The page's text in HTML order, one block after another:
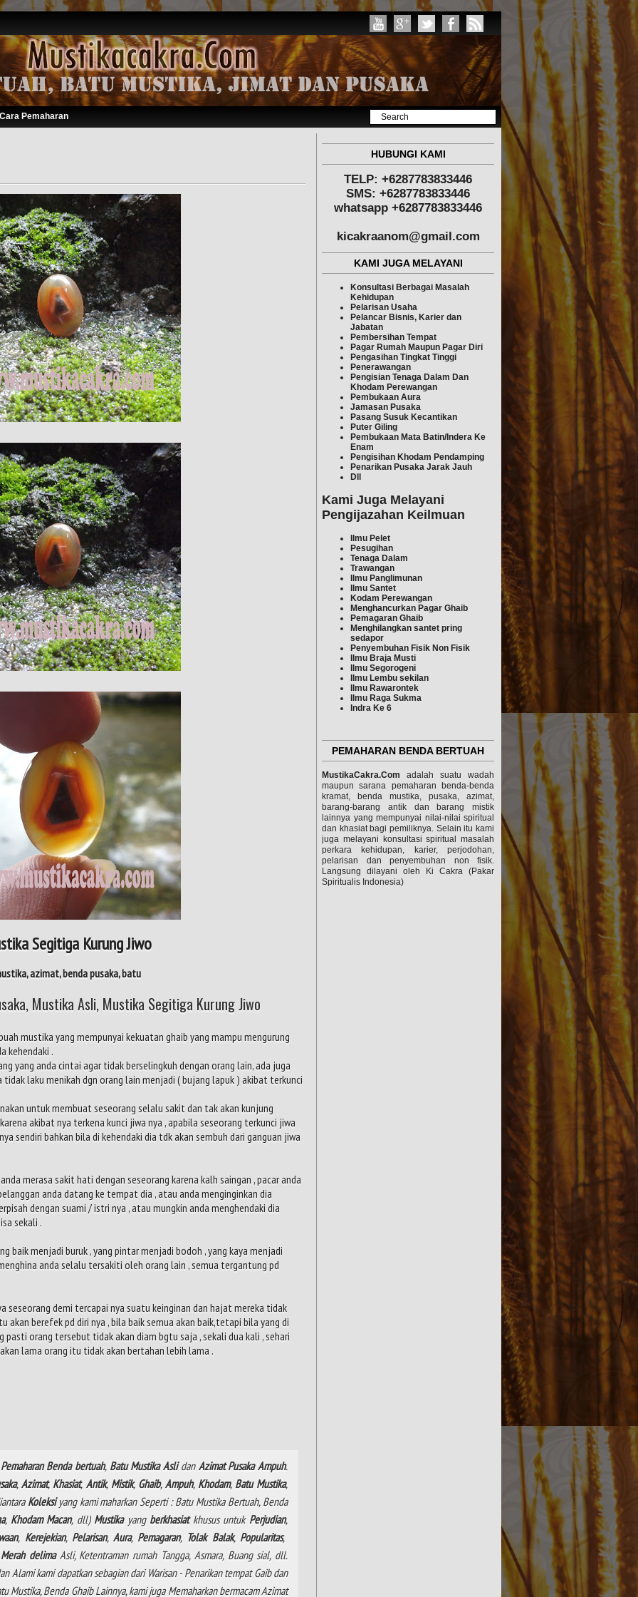
Cara Pemaharan
Segitiga Kurung Jiwo
azimat, benda pusaka, batu
Mustika Asli, Mustika Segitiga Kurung Jiwo
mustika yang mempunyai kekuatan ghaib yang mampu mengurung
kehendaki .
yang anda cintai agar tidak berselingkuh dengan orang lain, ada juga
tidak laku menikah dgn orang lain menjadi ( bujang lapuk ) akibat terkunci
untuk membuat seseorang selalu sakit dan tak akan kunjung
akibat nya terkena kunci jiwa nya , apabila seseorang terkunci jiwa
sendiri bahkan bila di kehendaki dia tdk akan sembuh dari ganguan jiwa
merasa sakit hati dengan seseorang karena kalh saingan , pacar anda
anda datang ke tempat dia , atau anda menginginkan dia
dengan suami / istri nya , atau mungkin anda menghendaki dia
sekali .
baik menjadi buruk , yang pintar menjadi bodoh , yang kaya menjadi
anda selalu tersakiti oleh orang lain , semua tergantung pd
seseorang demi tercapai nya suatu keinginan dan hajat mereka tidak
akan berefek pd diri nya , bila baik semua akan baik,tetapi bila yang di
pasti orang tersebut tidak akan diam bgtu saja , sekali dua kali , sehari
lama orang itu tidak akan bertahan lebih lama .
Pemaharan Benda bertuah, Batu Mustika Aslidan Azimat Pusaka Ampuh.
,Azimat, Khasiat, Antik, Mistik, Ghaib, Ampuh, Khodam, Batu Mustika,
Koleksiyang kami maharkan Seperti : Batu Mustika Bertuah, Benda
, Khodam Macan, dll) Mustikayang berkhasiatkhusus untuk Perjudian,
, Kerejekian, Pelarisan,Aura, Pemagaran, Tolak Balak, Popularitas,
Merah delimaAsli, Ketentraman rumah Tangga, Asmara, Buang sial, dll.
Alami kami dapatkan sebagian dari Warisan - Penarikan tempat Gaib dan
Mustika, Benda Ghaib Lainnya, kami juga Memaharkan bermacam Azimat
HUBUNGI KAMI
TELP: +6287783833446
SMS: +6287783833446
whatsapp +6287783833446
kicakraanom@gmail.com
KAMI JUGA MELAYANI
Konsultasi Berbagai Masalah
Kehidupan
Pelarisan Usaha
Pelancar Bisnis, Karier dan
Jabatan
Pembersihan Tempat
Pagar Rumah Maupun Pagar Diri
Pengasihan Tingkat Tinggi
Penerawangan
Pengisian Tenaga Dalam Dan
Khodam Perewangan
Pembukaan Aura
Jamasan Pusaka
Pasang Susuk Kecantikan
Puter Giling
Pembukaan Mata Batin/Indera Ke
Enam
Pengisihan Khodam Pendamping
Penarikan Pusaka Jarak Jauh
Dll
Kami Juga Melayani
Pengijazahan Keilmuan
Ilmu Pelet
Pesugihan
Tenaga Dalam
Trawangan
Ilmu Panglimunan
Ilmu Santet
Kodam Perewangan
Menghancurkan Pagar Ghaib
Pemagaran Ghaib
Menghilangkan santet pring
sedapor
Penyembuhan Fisik Non Fisik
Ilmu Braja Musti
Ilmu Segorogeni
Ilmu Lembu sekilan
Ilmu Rawarontek
Ilmu Raga Sukma
Indra Ke 6
PEMAHARAN BENDA BERTUAH
MustikaCakra.Com adalah suatu wadah
maupun sarana pemaharan benda-benda
kramat, benda mustika, pusaka, azimat,
barang-barang antik dan barang mistik
lainnya yang mempunyai nilai-nilai spiritual
dan khasiat bagi pemiliknya. Selain itu kami
juga melayani konsultasi spiritual masalah
perkara kehidupan, karier, perjodohan,
pelarisan dan penyembuhan non fisik.
Langsung dilayani oleh Ki Cakra (Pakar
Spiritualis Indonesia)